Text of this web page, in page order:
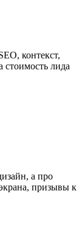
контекст,
стоимость лида
а про
призывы к